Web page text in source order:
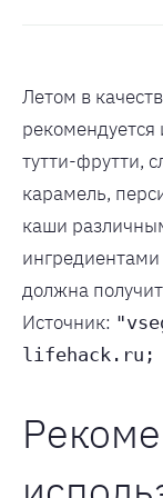
Летом в
рекомендуется
тутти-фрутти,
карамель,
каши
должна
Источник:
lifehack.ru;